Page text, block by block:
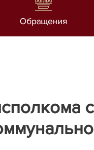
Обращения